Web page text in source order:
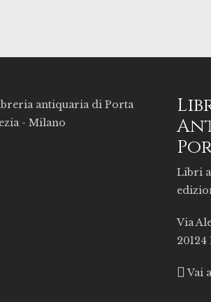
Libri
Via
Vai